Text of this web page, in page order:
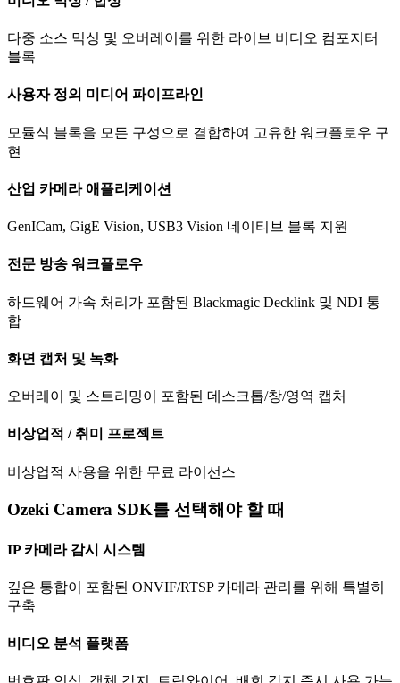
다중 소스 믹싱 및 오버레이를 위한 라이브 비디오 컴포지터
블록
사용자 정의 미디어 파이프라인
모듈식 블록을 모든 구성으로 결합하여 고유한 워크플로우 구
현
산업 카메라 애플리케이션
GenICam, GigE Vision, USB3 Vision 네이티브 블록 지원
전문 방송 워크플로우
하드웨어 가속 처리가 포함된 Blackmagic Decklink 및 NDI 통
합
화면 캡처 및 녹화
오버레이 및 스트리밍이 포함된 데스크톱/창/영역 캡처
비상업적 / 취미 프로젝트
비상업적 사용을 위한 무료 라이선스
Ozeki Camera SDK를 선택해야 할 때
IP 카메라 감시 시스템
깊은 통합이 포함된 ONVIF/RTSP 카메라 관리를 위해 특별히
구축
비디오 분석 플랫폼